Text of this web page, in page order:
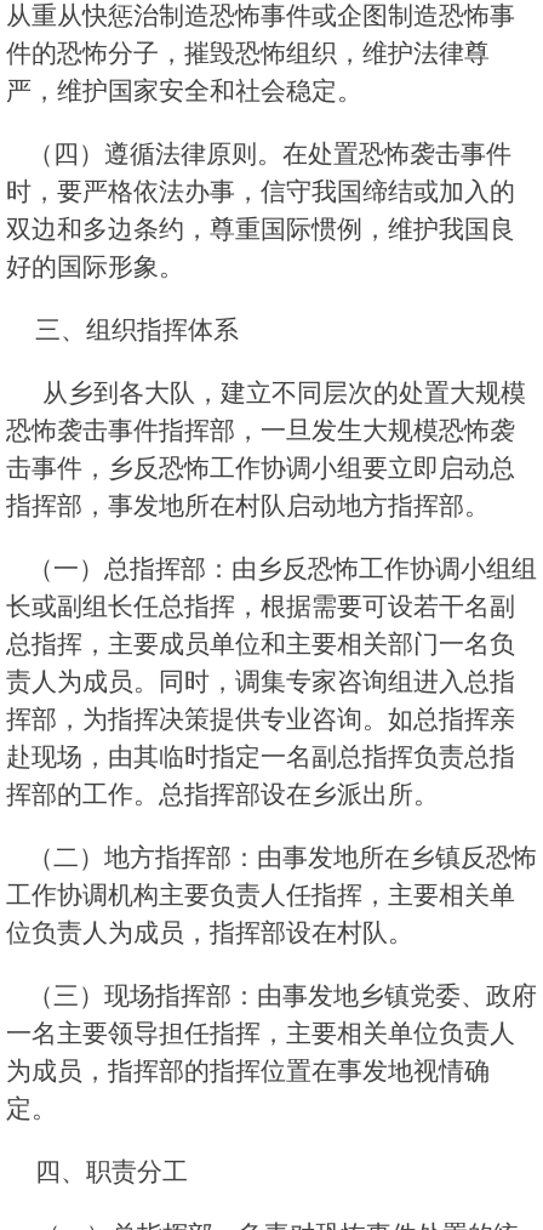
从重从快惩治制造恐怖事件或企图制造恐怖事
件的恐怖分子，摧毁恐怖组织，维护法律尊
严，维护国家安全和社会稳定。
（四）遵循法律原则。在处置恐怖袭击事件
时，要严格依法办事，信守我国缔结或加入的
双边和多边条约，尊重国际惯例，维护我国良
好的国际形象。
三、组织指挥体系
从乡到各大队，建立不同层次的处置大规模
恐怖袭击事件指挥部，一旦发生大规模恐怖袭
击事件，乡反恐怖工作协调小组要立即启动总
指挥部，事发地所在村队启动地方指挥部。
（一）总指挥部：由乡反恐怖工作协调小组组
长或副组长任总指挥，根据需要可设若干名副
总指挥，主要成员单位和主要相关部门一名负
责人为成员。同时，调集专家咨询组进入总指
挥部，为指挥决策提供专业咨询。如总指挥亲
赴现场，由其临时指定一名副总指挥负责总指
挥部的工作。总指挥部设在乡派出所。
（二）地方指挥部：由事发地所在乡镇反恐怖
工作协调机构主要负责人任指挥，主要相关单
位负责人为成员，指挥部设在村队。
（三）现场指挥部：由事发地乡镇党委、政府
一名主要领导担任指挥，主要相关单位负责人
为成员，指挥部的指挥位置在事发地视情确
定。
四、职责分工